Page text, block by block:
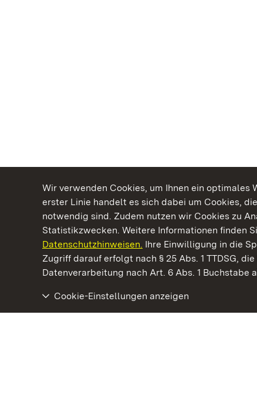
Wir verwenden Cookies, um Ihnen ein optimales
erster Linie handelt es sich dabei um Cookies,
notwendig sind. Zudem nutzen wir Cookies zu
Statistikzwecken. Weitere Informationen finden
Datenschutzhinweisen. Ihre Einwilligung in die
Zugriff darauf erfolgt nach § 25 Abs. 1 TTDSG,
Datenverarbeitung nach Art. 6 Abs. 1 Buchstabe
Cookie-Einstellungen anzeigen
Kommen. Staunen. Genießen.